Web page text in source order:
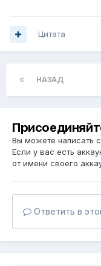
Цитата
НАЗАД
Вы можете написать
Если у вас есть
от имени своего
Ответить в